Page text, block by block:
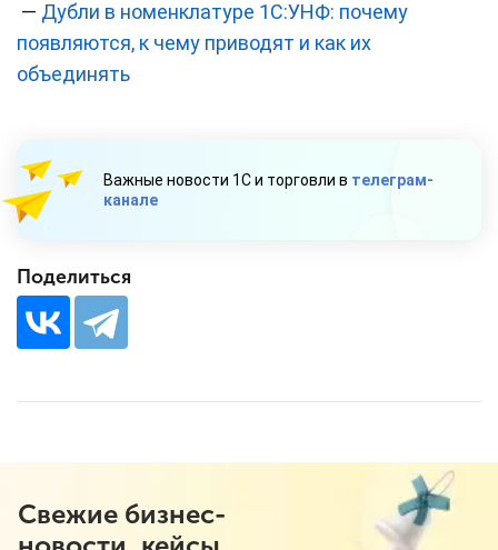
— Дубли в номенклатуре 1С:УНФ: почему
появляются, к чему приводят и как их
объединять
Важные новости 1С и торговли в телеграм-
канале
Поделиться
Свежие бизнес-